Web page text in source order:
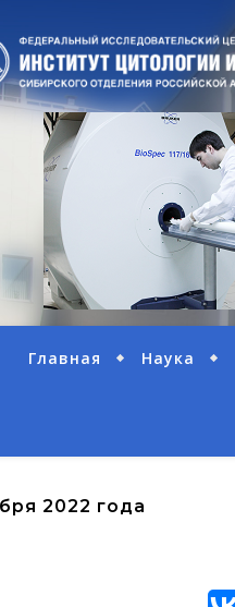
Главная Наука
2022 года